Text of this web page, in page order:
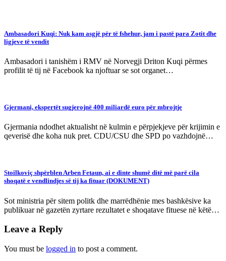
Ambasadori Kuqi: Nuk kam asgjë për të fshehur, jam i pastë para Zotit dhe
ligjeve të vendit
Ambasadori i tanishëm i RMV në Norvegji Driton Kuqi përmes
profilit të tij në Facebook ka njoftuar se sot organet…
Gjermani, ekspertët sugjerojnë 400 miliardë euro për mbrojtje
Gjermania ndodhet aktualisht në kulmin e përpjekjeve për krijimin e
qeverisë dhe koha nuk pret. CDU/CSU dhe SPD po vazhdojnë…
Stoilkoviç shpërblen Arben Fetaun, ai e dinte shumë ditë më parë cila
shoqatë e vendlindjes së tij ka fituar (DOKUMENT)
Sot ministria për sitem politk dhe marrëdhënie mes bashkësive ka
publikuar në gazetën zyrtare rezultatet e shoqatave fituese në këtë…
Leave a Reply
You must be logged in to post a comment.